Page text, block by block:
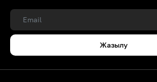
Жазылу